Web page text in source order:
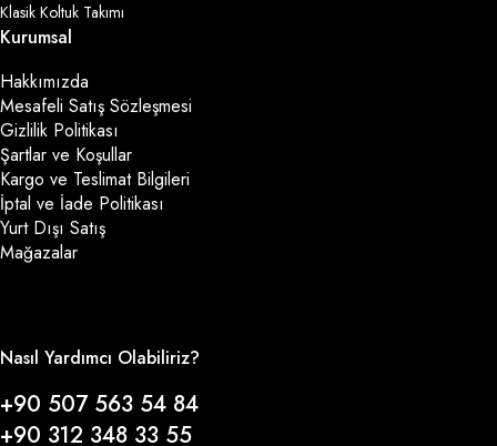
Klasik Koltuk Takımı
Kurumsal
Hakkımızda
Mesafeli Satış Sözleşmesi
Gizlilik Politikası
Şartlar ve Koşullar
Kargo ve Teslimat Bilgileri
İptal ve İade Politikası
Yurt Dışı Satış
Mağazalar
Nasıl Yardımcı Olabiliriz?
+90 507 563 54 84
+90 312 348 33 55